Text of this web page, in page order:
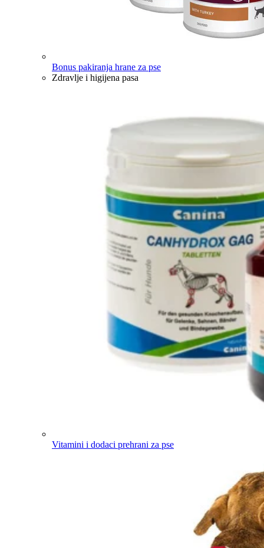
Bonus pakiranja hrane za pse
Zdravlje i higijena pasa
Vitamini i dodaci prehrani za pse